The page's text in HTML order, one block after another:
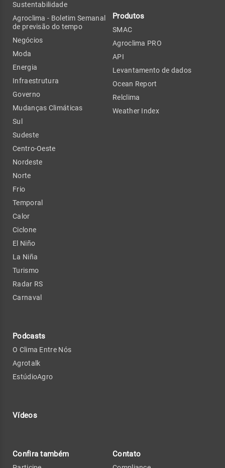
Sustentabilidade
Agroclima - Boletim Semanal
de previsão do tempo
Negócios
Moda
Energia
Infraestrutura
Governo
Mudanças Climáticas
Sul
Sudeste
Centro-Oeste
Nordeste
Norte
Frio
Temporal
Calor
Ciclone
El Niño
La Niña
Turismo
Radar RS
Carnaval
Podcasts
O Clima Entre Nós
Agrotalk
EstúdioAgro
Vídeos
Produtos
SMAC
Agroclima PRO
API
Levantamento de dados
Ocean Report
Relclima
Weather Index
Confira também Contato